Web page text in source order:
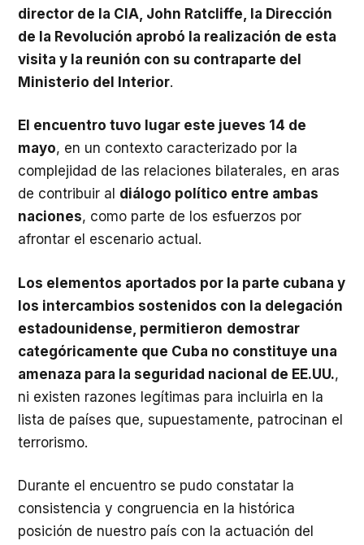
director de la CIA, John Ratcliffe, la Dirección
de la Revolución aprobó la realización de esta
visita y la reunión con su contraparte del
Ministerio del Interior.
El encuentro tuvo lugar este jueves 14 de
mayo, en un contexto caracterizado por la
complejidad de las relaciones bilaterales, en aras
de contribuir al diálogo político entre ambas
naciones, como parte de los esfuerzos por
afrontar el escenario actual.
Los elementos aportados por la parte cubana y
los intercambios sostenidos con la delegación
estadounidense, permitieron demostrar
categóricamente que Cuba no constituye una
amenaza para la seguridad nacional de EE.UU.,
ni existen razones legítimas para incluirla en la
lista de países que, supuestamente, patrocinan el
terrorismo.
Durante el encuentro se pudo constatar la
consistencia y congruencia en la histórica
posición de nuestro país con la actuación del